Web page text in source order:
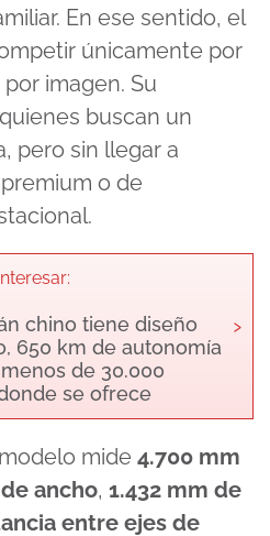
En ese sentido, el
únicamente por
imagen. Su
buscan un
pero sin llegar a
o de
chino tiene diseño
650 km de autonomía
de 30.000
se ofrece
›
mide 4.700 mm
ancho, 1.432 mm de
entre ejes de